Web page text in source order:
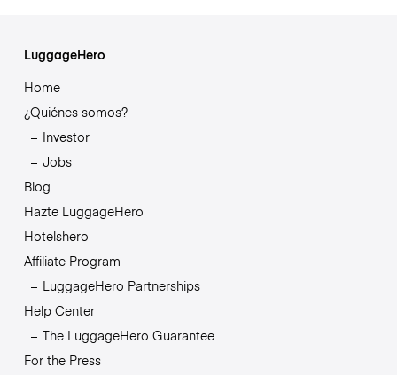
LuggageHero
Home
¿Quiénes somos?
Investor
Jobs
Blog
Hazte LuggageHero
Hotelshero
Affiliate Program
LuggageHero Partnerships
Help Center
The LuggageHero Guarantee
For the Press